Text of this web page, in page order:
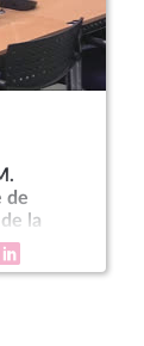
de
la